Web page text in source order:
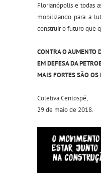
Florianópolis e todas
mobilizando para a
construir o futuro que
CONTRA O AUMENTO
EM DEFESA DA
MAIS FORTES SÃO OS
Coletiva Centospé,
29 de maio de 2018.